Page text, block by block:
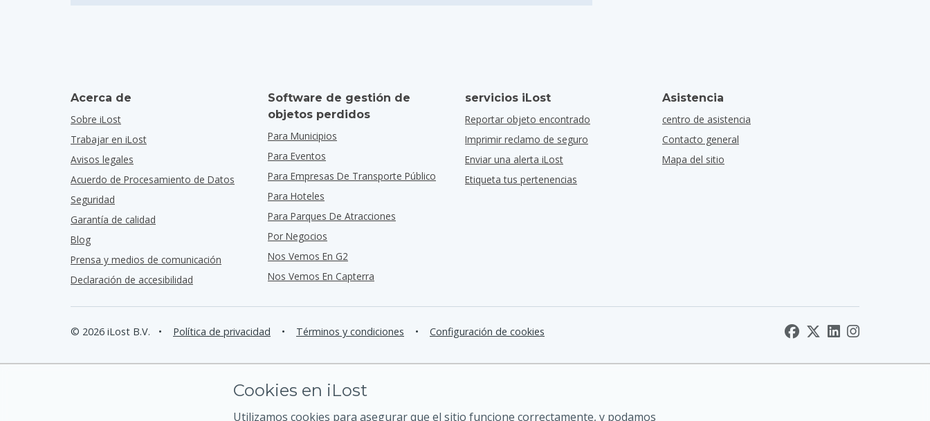
Acerca de
Sobre iLost
Trabajar en iLost
Avisos legales
Acuerdo de Procesamiento de Datos
Seguridad
Garantía de calidad
Blog
Prensa y medios de comunicación
Declaración de accesibilidad
Software de gestión de
objetos perdidos
Para Municipios
Para Eventos
Para Empresas De Transporte Público
Para Hoteles
Para Parques De Atracciones
Por Negocios
Nos Vemos En G2
Nos Vemos En Capterra
servicios iLost
Reportar objeto encontrado
Imprimir reclamo de seguro
Enviar una alerta iLost
Etiqueta tus pertenencias
Asistencia
centro de asistencia
Contacto general
Mapa del sitio
© 2026 iLost B.V. • Política de privacidad • Términos y condiciones • Configuración de cookies
Cookies en iLost
Utilizamos cookies para asegurar que el sitio funcione correctamente, y podamos